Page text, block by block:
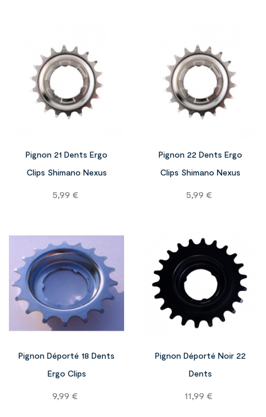
Pignon 21 Dents Ergo
Clips Shimano Nexus
Prix
5,99 €
Pignon 22 Dents Ergo
Clips Shimano Nexus
Prix
5,99 €
Pignon Déporté 18 Dents
Ergo Clips
Prix
9,99 €
Pignon Déporté Noir 22
Dents
Prix
11,99 €